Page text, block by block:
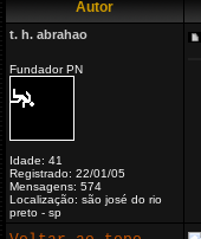
Autor
t. h. abrahao
Fundador PN
Idade: 41
Registrado: 22/01/05
Mensagens: 574
Localização: são josé do rio
preto - sp